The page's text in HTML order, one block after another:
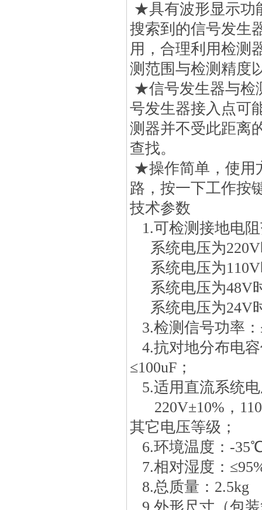
★具有波形显示功
搜索到的信号发生
用，合理利用检测
测范围与检测精度
★信号发生器与检
号发生器接入点可
测器并不受此距离
查找。
★操作简单，使用
路，按一下工作按
技术参数
1.可检测接地电
系统电压为220V
系统电压为110V
系统电压为48V
系统电压为24V
3.检测信号功率
4.抗对地分布电
≤100uF；
5.适用直流系统
220V±10%，
其它电压等级；
6.环境温度：-
7.相对湿度：
8.总质量：2.5kg